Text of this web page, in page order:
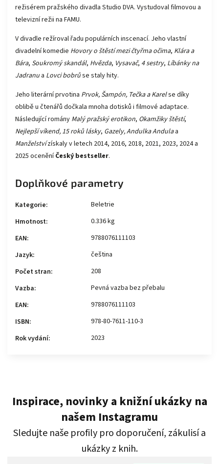
režisérem pražského divadla Studio DVA. Vystudoval filmovou a
televizní režii na FAMU.
V divadle režíroval řadu populárních inscenací. Jeho vlastní
divadelní komedie Hovory o štěstí mezi čtyřma očima, Klára a
Bára, Soukromý skandál, Hvězda, Vysavač, 4 sestry, Líbánky na
Jadranu a Lovci bobrůse staly hity.
Jeho literární prvotina Prvok, Šampón, Tečka a Karelse díky
oblibě u čtenářů dočkala mnoha dotisků i filmové adaptace.
Následující romány Malý pražský erotikon, Okamžiky štěstí,
Nejlepší víkend, 15 roků lásky, Gazely,Andulka Andulaa
Manželstvízískaly v letech 2014, 2016, 2018, 2021, 2023, 2024 a
2025 oceněníČeský bestseller.
Doplňkové parametry
Kategorie:
Beletrie
Hmotnost:
0.336 kg
EAN:
9788076111103
Jazyk:
čeština
Počet stran:
208
Vazba:
Pevná vazba bez přebalu
EAN:
9788076111103
ISBN:
978-80-7611-110-3
Rok vydání: 2023
Inspirace, novinky a knižní ukázky na
našem Instagramu
Sledujte naše profily pro doporučení, zákulisí a
ukázky z knih.